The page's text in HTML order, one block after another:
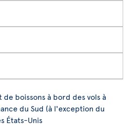
boissons à bord des vols à
du Sud (à l'exception du
États-Unis